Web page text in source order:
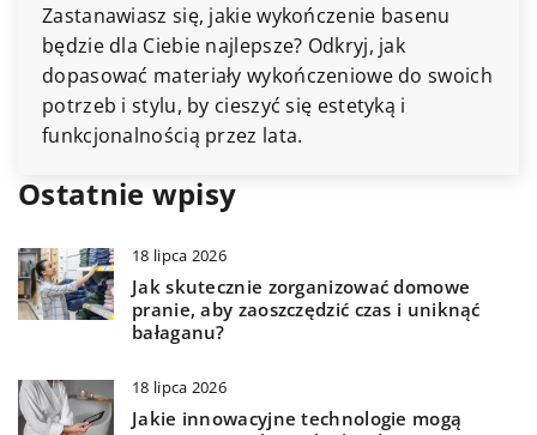
Zastanawiasz się, jakie wykończenie basenu
będzie dla Ciebie najlepsze? Odkryj, jak
dopasować materiały wykończeniowe do swoich
potrzeb i stylu, by cieszyć się estetyką i
funkcjonalnością przez lata.
Ostatnie wpisy
18 lipca 2026
Jak skutecznie zorganizować domowe
pranie, aby zaoszczędzić czas i uniknąć
bałaganu?
18 lipca 2026
Jakie innowacyjne technologie mogą